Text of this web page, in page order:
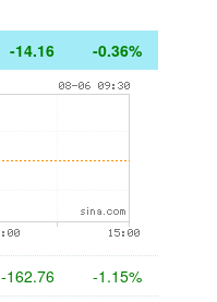
-14.16 -0.36%
-162.76 -1.15%